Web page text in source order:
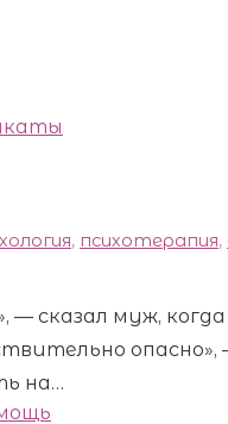
, психотерапия,
— сказал муж,
на…